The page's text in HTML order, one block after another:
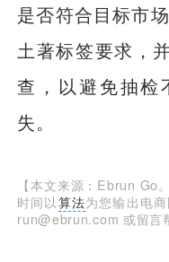
是否符合目标市
土著标签要求，
查，以避免抽检
失。
【本文来源：Ebrun Go
时间以 算法为您输出电
run@ebrun.com 或留言